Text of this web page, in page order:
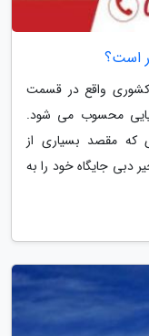
است؟
کشوری واقع در قسمت
محسوب می شود.
که مقصد بسیاری از
دبی جایگاه خود را به